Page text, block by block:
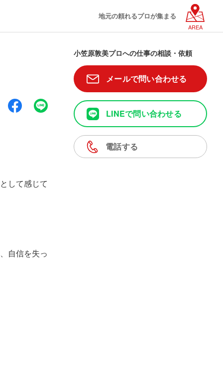
地元の頼れるプロが集まる
AREA
して感じて
自信を失っ
小笠原敦美プロへの仕事の相談・依頼
メールで問い合わせる
LINEで問い合わせる
電話する